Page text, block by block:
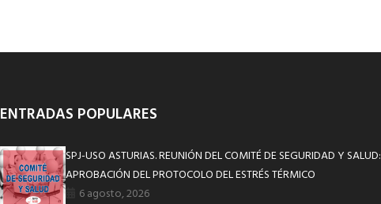
ENTRADAS POPULARES
SPJ-USO ASTURIAS. REUNIÓN DEL COMITÉ DE SEGURIDAD Y SALUD:
APROBACIÓN DEL PROTOCOLO DEL ESTRÉS TÉRMICO
6 agosto, 2026